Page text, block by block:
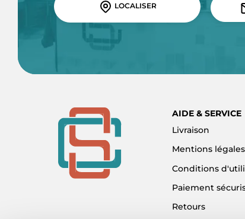
LOCALISER
AIDE & SERVICE
Livraison
Mentions légales
Conditions
Paiement
Retours